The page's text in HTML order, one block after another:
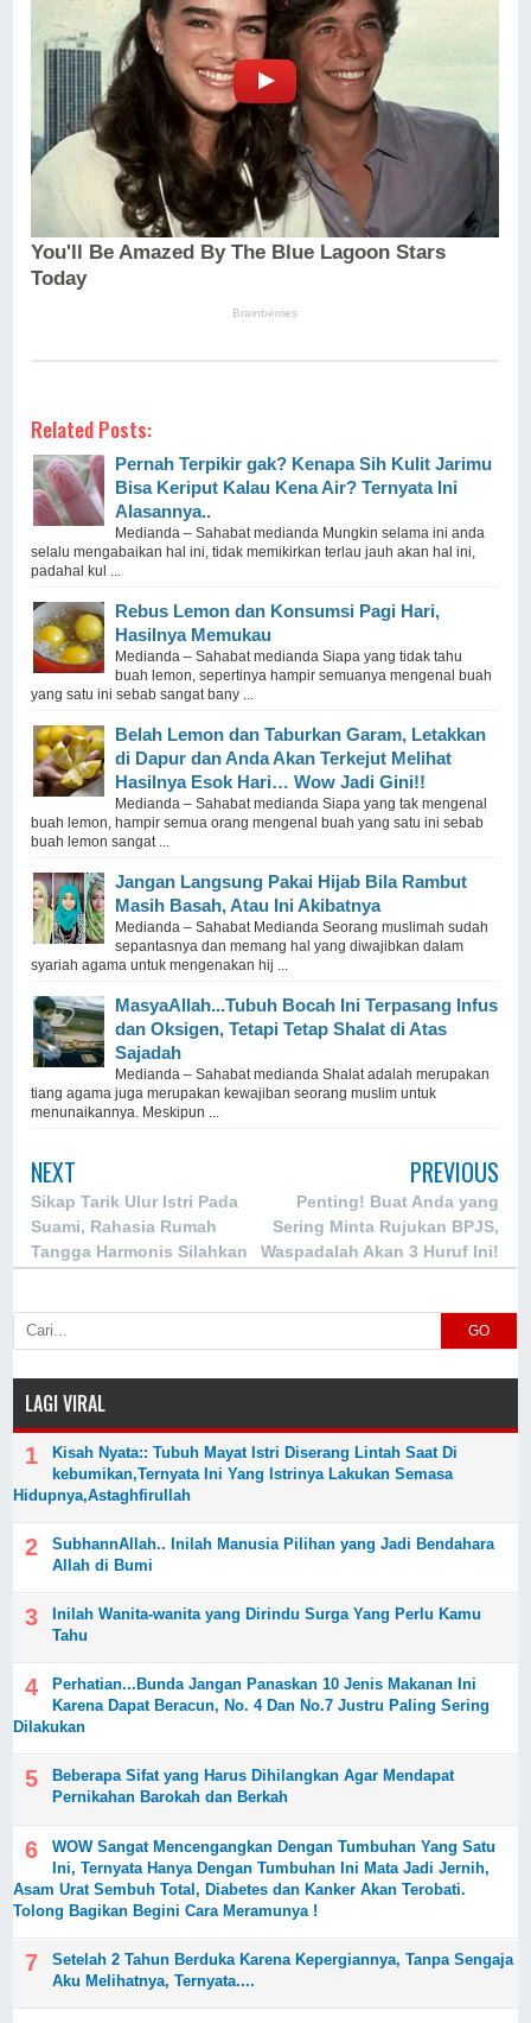
Related Posts:
Pernah Terpikir gak? Kenapa Sih Kulit Jarimu
Bisa Keriput Kalau Kena Air? Ternyata Ini
Alasannya..
Medianda – Sahabat medianda Mungkin selama ini anda
selalu mengabaikan hal ini, tidak memikirkan terlau jauh akan hal ini,
padahal kul ...
Rebus Lemon dan Konsumsi Pagi Hari,
Hasilnya Memukau
Medianda – Sahabat medianda Siapa yang tidak tahu
buah lemon, sepertinya hampir semuanya mengenal buah
yang satu ini sebab sangat bany ...
Belah Lemon dan Taburkan Garam, Letakkan
di Dapur dan Anda Akan Terkejut Melihat
Hasilnya Esok Hari… Wow Jadi Gini!!
Medianda – Sahabat medianda Siapa yang tak mengenal
buah lemon, hampir semua orang mengenal buah yang satu ini sebab
buah lemon sangat ...
Jangan Langsung Pakai Hijab Bila Rambut
Masih Basah, Atau Ini Akibatnya
Medianda – Sahabat Medianda Seorang muslimah sudah
sepantasnya dan memang hal yang diwajibkan dalam
syariah agama untuk mengenakan hij ...
MasyaAllah...Tubuh Bocah Ini Terpasang Infus
dan Oksigen, Tetapi Tetap Shalat di Atas
Sajadah
Medianda – Sahabat medianda Shalat adalah merupakan
tiang agama juga merupakan kewajiban seorang muslim untuk
menunaikannya. Meskipun ...
NEXT
Sikap Tarik Ulur Istri Pada
Suami, Rahasia Rumah
Tangga Harmonis Silahkan
PREVIOUS
Penting! Buat Anda yang
Sering Minta Rujukan BPJS,
Waspadalah Akan 3 Huruf Ini!
Rupiah!
GO
LAGI VIRAL
Kisah Nyata:: Tubuh Mayat Istri Diserang Lintah Saat Di
kebumikan,Ternyata Ini Yang Istrinya Lakukan Semasa
Hidupnya,Astaghfirullah
SubhannAllah.. Inilah Manusia Pilihan yang Jadi Bendahara
Allah di Bumi
Inilah Wanita-wanita yang Dirindu Surga Yang Perlu Kamu
Tahu
Perhatian...Bunda Jangan Panaskan 10 Jenis Makanan Ini
Karena Dapat Beracun, No. 4 Dan No.7 Justru Paling Sering
Dilakukan
Beberapa Sifat yang Harus Dihilangkan Agar Mendapat
Pernikahan Barokah dan Berkah
WOW Sangat Mencengangkan Dengan Tumbuhan Yang Satu
Ini, Ternyata Hanya Dengan Tumbuhan Ini Mata Jadi Jernih,
Asam Urat Sembuh Total, Diabetes dan Kanker Akan Terobati.
Tolong Bagikan Begini Cara Meramunya !
Setelah 2 Tahun Berduka Karena Kepergiannya, Tanpa Sengaja
Aku Melihatnya, Ternyata....